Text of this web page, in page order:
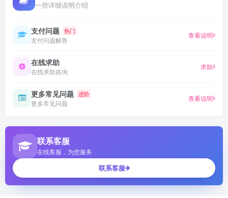
一些详细说明介绍
支付问题 热门
支付问题解答
查看说明
在线求助
在线求助咨询
求助
更多常见问题 进阶
更多常见问题
查看说明
联系客服
在线客服，为您服务
联系客服